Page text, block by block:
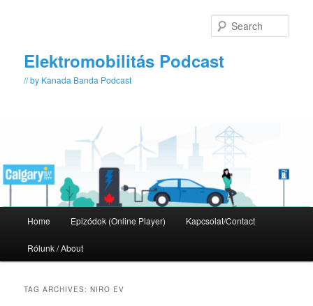
Elektromobilitás Podcast
// by Kanada Banda Podcast
Home Epizódok (Online Player) Kapcsolat/Contact
Rólunk / About
TAG ARCHIVES:NIRO EV